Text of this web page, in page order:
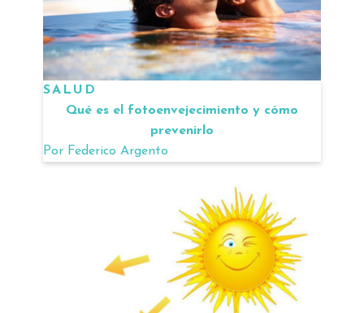
SALUD
Qué es el fotoenvejecimiento y cómo
prevenirlo
Por Federico Argento